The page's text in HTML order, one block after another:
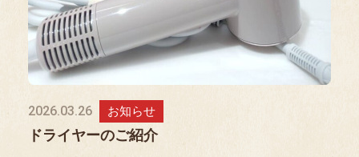
2026.03.26 お知らせ
ドライヤーのご紹介